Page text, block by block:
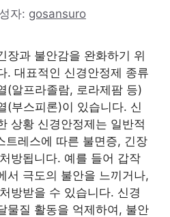
자: gosansuro
장과 불안감을 완화하기 위
. 대표적인 신경안정제 종류
(알프라졸람, 로라제팜 등)
(부스피론)이 있습니다. 신
상황 신경안정제는 일반적
트레스에 따른 불면증, 긴장
방됩니다. 예를 들어 갑작
서 극도의 불안을 느끼거나,
방받을 수 있습니다. 신경
물질 활동을 억제하여, 불안